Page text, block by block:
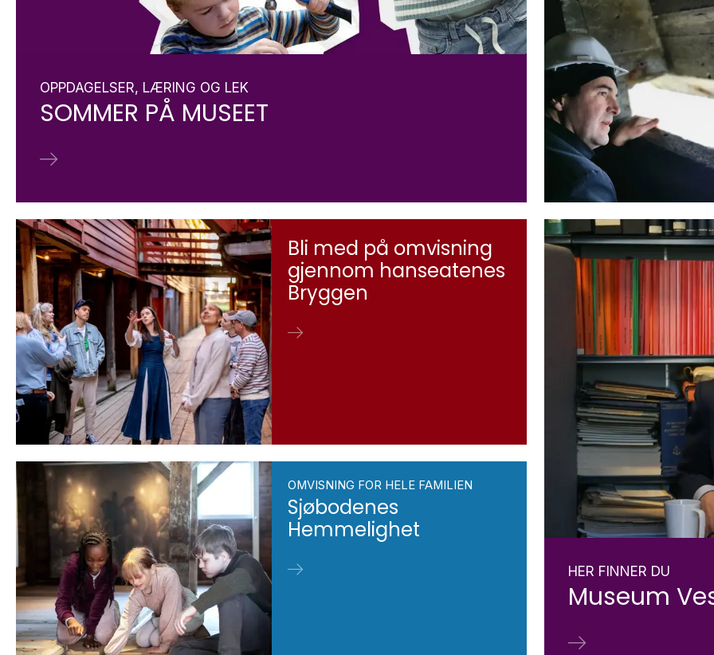
OPPDAGELSER, LÆRING OG LEK
SOMMER PÅ MUSEET
Bli med på omvisning
gjennom hanseatenes
Bryggen
HER FINNER DU
Museum
OMVISNING FOR HELE FAMILIEN
Sjøbodenes
Hemmelighet